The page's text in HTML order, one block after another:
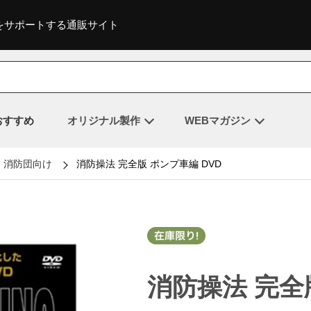
ポートする通販サイト
すすめ オリジナル製作 WEBマガジン
消防団向け 消防操法 完全版 ポンプ車編 DVD
消防操法 完